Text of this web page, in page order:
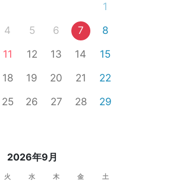
1
4 5 6 7
8
11 12 13 14
15
18 19 20 21
22
25 26 27 28
29
2026年9月
火 水 木 金 土